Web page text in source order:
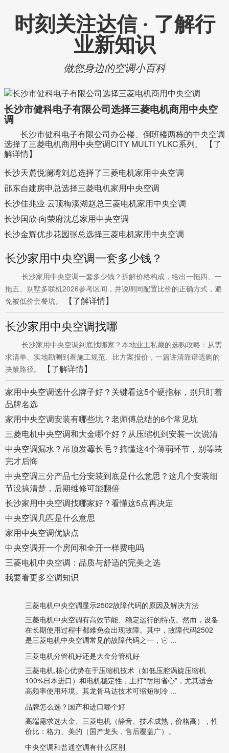
时刻关注达信 · 了解行
业新知识
做您身边的空调小百科
长沙市健科电子有限公司选择三菱电机商用中央空
调
长沙市健科电子有限公司办公楼、倒班楼两栋的中央空调
选择了三菱电机商用中央空调CITY MULTI YLKC系列。
【了
解详情】
长沙天麓悦澜湾刘总选择了三菱电机家用中央空调
邵东自建房申总选择三菱电机家用中央空调
长沙佳兆业·云顶梅溪湖赵总三菱电机家用中央空调
长沙国欣·向荣府沈总家用中央空调
长沙金辉优步花园张总选择三菱电机家用中央空调
长沙家用中央空调一套多少钱？
长沙家用中央空调一套多少钱？拆解价格构成，给出一拖四、一
拖五、别墅多联机2026参考区间，并说明同配置比价的正确方式，避
免被低价套餐坑。
【了解详情】
长沙家用中央空调找哪
长沙家用中央空调到底找哪家？本地业主私藏的选购攻略：从需
求清单、实地勘测到看施工规范、比方案报价，一篇讲清靠谱选购的
决策路径。
【了解详情】
家用中央空调选什么牌子好？关键看这5个硬指标，别只盯着
品牌名选
家用中央空调安装有哪些坑？老师傅总结的6个常见坑
三菱电机中央空调和大金哪个好？从压缩机到安装一次说清
中央空调漏水？吊顶发霉长毛？搞懂这4个薄弱环节，别等装
完才后悔
中央空调三分产品七分安装到底是什么意思？这几个安装细
节没搞清楚，后期维修可能翻倍
长沙家用中央空调找哪家好？看懂这5点再决定
中央空调几匹是什么意思
家用中央空调优缺点
中央空调开一个房间和全开一样费电吗
三菱电机中央空调：品质与舒适的完美之选
我要看更多空调知识
三菱电机中央空调显示2502故障代码的原因及解决方法
三菱电机中央空调有高效节能、稳定运行的特点。然而，设备
在长期使用过程中都难免会出现故障。其中，故障代码2502
是三菱电机中央空调常见的故障代码之一，它 ...
三菱电机分管机好还是大金分管机好
‌三菱电机‌,核心优势在于压缩机技术（如低压腔涡旋压缩机
100%日本进口）和电机稳定性，主打“耐用省心”，尤其适合
高频率使用环境。其龙骨马达技术可缩短制冷 ...
品牌怎么选？国产和进口哪个好
高端需求选大金、三菱电机（静音、技术成熟，价格高），性
价比：格力、美的（国产龙头，售后覆盖广）。
中央空调和普通空调有什么区别